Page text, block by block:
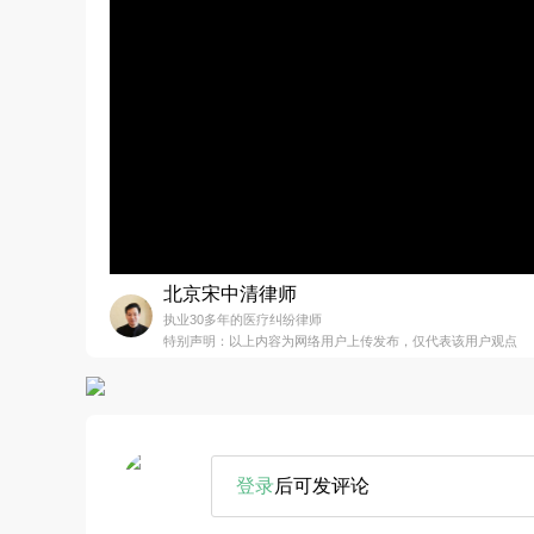
北京宋中清律师
执业30多年的医疗纠纷律师
特别声明：以上内容为网络用户上传发布，仅代表该用户观点
登录后可发评论